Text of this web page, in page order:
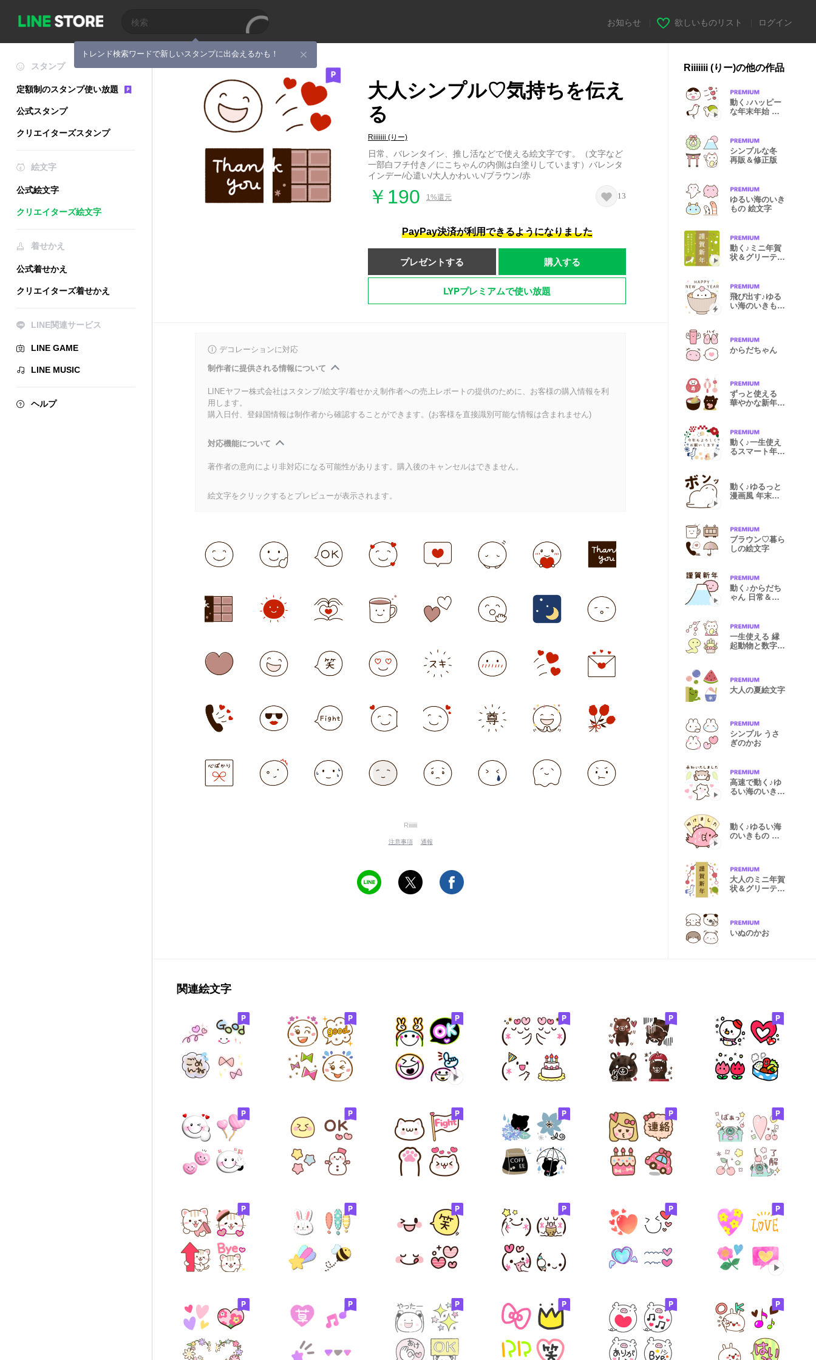
トレンド検索ワードで新しいスタンプに出会えるかも！
お知らせ 欲しいものリスト ログイン
スタンプ
定額制のスタンプ使い放題
公式スタンプ
クリエイターズスタンプ
絵文字
公式絵文字
クリエイターズ絵文字
着せかえ
公式着せかえ
クリエイターズ着せかえ
LINE関連サービス
LINE GAME
LINE MUSIC
ヘルプ
大人シンプル♡気持ちを伝え
る
Riiiiiii (りー)
日常、バレンタイン、推し活などで使える絵文字です。（文字など
一部白フチ付き／にこちゃんの内側は白塗りしています）バレンタ
インデー/心遣い/大人かわいい/ブラウン/赤
￥190 1%還元 13
PayPay決済が利用できるようになりました
プレゼントする 購入する
LYPプレミアムで使い放題
デコレーションに対応
制作者に提供される情報について
LINEヤフー株式会社はスタンプ/絵文字/着せかえ制作者への売上レポートの提供のために、お客様の購入情報を利
用します。
購入日付、登録国情報は制作者から確認することができます。(お客様を直接識別可能な情報は含まれません)
対応機能について
著作者の意向により非対応になる可能性があります。購入後のキャンセルはできません。
絵文字をクリックするとプレビューが表示されます。
Riiiiiii
注意事項 通報
Riiiiiii (りー)の他の作品
動く♪ハッピー
な年末年始 修
シンプルな冬
再販＆修正版
ゆるい海のいき
もの 絵文字
動く♪ミニ年賀
状＆グリーティ
飛び出す♪ゆる
い海のいきもの
からだちゃん
ずっと使える
華やかな新年
動く♪一生使え
るスマート年賀
動く♪ゆるっと
漫画風 年末年
ブラウン♡暮ら
しの絵文字
動く♪からだち
ゃん 日常＆年
一生使える 縁
起動物と数字
大人の夏絵文字
シンプル うさ
ぎのかお
高速で動く♪ゆ
るい海のいきも
動く♪ゆるい海
のいきもの 年
大人のミニ年賀
状＆グリーティ
いぬのかお
関連絵文字